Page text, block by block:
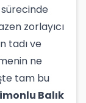
zorlayıcı
tadı ve
ne
tam bu
Balık